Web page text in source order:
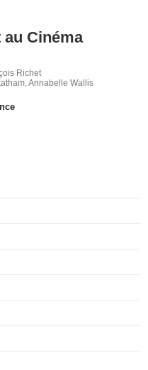
Cinéma
Richet
Annabelle Wallis